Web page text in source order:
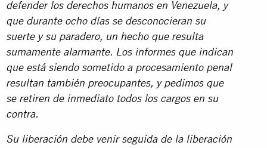
defender los derechos humanos en Venezuela, y
que durante ocho días se desconocieran su
suerte y su paradero, un hecho que resulta
sumamente alarmante. Los informes que indican
que está siendo sometido a procesamiento penal
resultan también preocupantes, y pedimos que
se retiren de inmediato todos los cargos en su
contra.
Su liberación debe venir seguida de la liberación